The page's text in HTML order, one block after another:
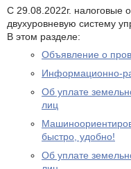
С 29.08.2022г. налоговые
двухуровневую систему
В этом разделе:
Объявление о
Информационно-
Об уплате
лиц
быстро, удобно!
Об уплате